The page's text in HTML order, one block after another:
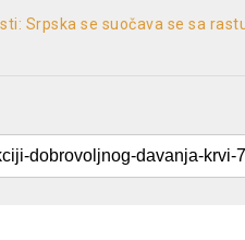
Srpska se suočava se sa